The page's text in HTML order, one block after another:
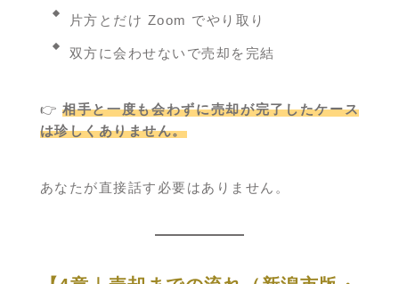
片方とだけ Zoom でやり取り
双方に会わせないで売却を完結
👉相手と一度も会わずに売却が完了したケース
は珍しくありません。
あなたが直接話す必要はありません。